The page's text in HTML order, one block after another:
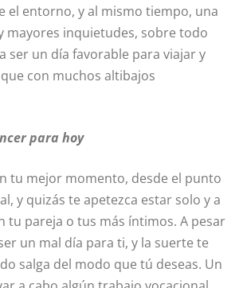
el entorno, y al mismo tiempo, una
mayores inquietudes, sobre todo
ser un día favorable para viajar y
con muchos altibajos
para hoy
tu mejor momento, desde el punto
y quizás te apetezca estar solo y a
tu pareja o tus más íntimos. A pesar
un mal día para ti, y la suerte te
salga del modo que tú deseas. Un